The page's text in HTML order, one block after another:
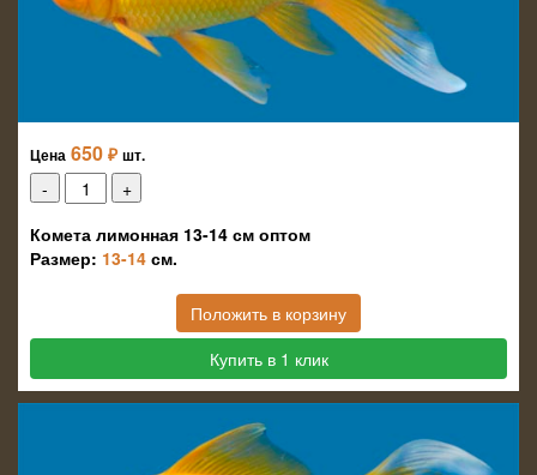
Цена 650 ₽ шт.
Комета лимонная 13-14 см оптом
Размер: 13-14 см.
Положить в корзину
Купить в 1 клик